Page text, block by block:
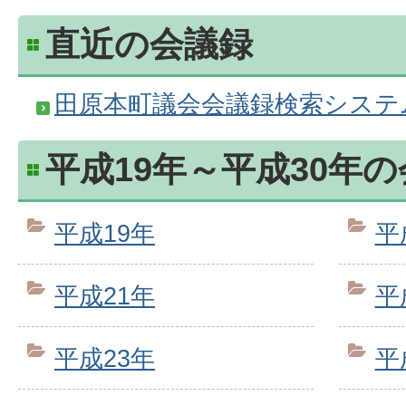
直近の会議録
田原本町議会会議録検索シス
平成19年～平成30年
平成19年 平
平成21年 平
平成23年 平